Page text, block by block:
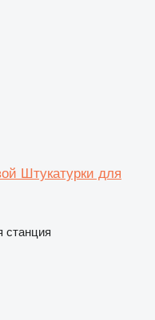
Штукатурки для
станция